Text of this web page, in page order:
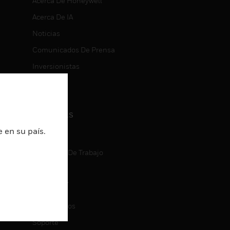
Acerca De IA
Noticias
Comunicados De Prensa
Inversionistas
CARRERAS
Carreras
Búsqueda De Trabajo
CONTACT
Contáctenos
Soporte
en su país.